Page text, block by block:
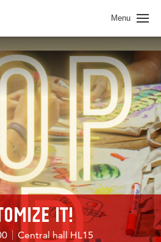
Menu
IT!
Central hall HL15